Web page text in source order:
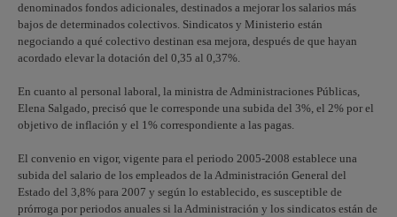
denominados fondos adicionales, destinados a mejorar los salarios más
bajos de determinados colectivos. Sindicatos y Ministerio están
negociando a qué colectivo destinan esa mejora, después de que hayan
acordado elevar la dotación del 0,35 al 0,37%.
En cuanto al personal laboral, la ministra de Administraciones Públicas,
Elena Salgado, precisó que le corresponde una subida del 3%, el 2% por el
objetivo de inflación y el 1% correspondiente a las pagas.
El convenio en vigor, vigente para el periodo 2005-2008 establece una
subida del salario de los empleados de la Administración General del
Estado del 3,8% para 2007 y según lo establecido, es susceptible de
prórroga por periodos anuales si la Administración y los sindicatos están de